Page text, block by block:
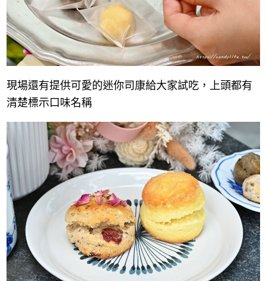
現場還有提供可愛的迷你司康給大家試吃，上頭都有
清楚標示口味名稱